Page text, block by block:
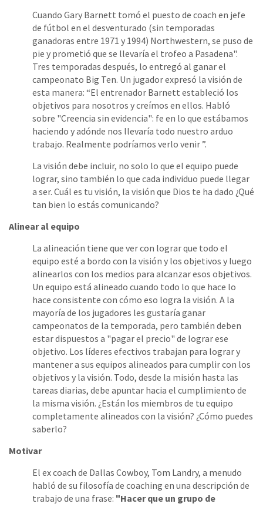
Cuando Gary Barnett tomó el puesto de coach en jefe
de fútbol en el desventurado (sin temporadas
ganadoras entre 1971 y 1994) Northwestern, se puso de
pie y prometió que se llevaría el trofeo a Pasadena".
Tres temporadas después, lo entregó al ganar el
campeonato Big Ten. Un jugador expresó la visión de
esta manera: “El entrenador Barnett estableció los
objetivos para nosotros y creímos en ellos. Habló
sobre "Creencia sin evidencia": fe en lo que estábamos
haciendo y adónde nos llevaría todo nuestro arduo
trabajo. Realmente podríamos verlo venir ”.
La visión debe incluir, no solo lo que el equipo puede
lograr, sino también lo que cada individuo puede llegar
a ser. Cuál es tu visión, la visión que Dios te ha dado ¿Qué
tan bien lo estás comunicando?
Alinear al equipo
La alineación tiene que ver con lograr que todo el
equipo esté a bordo con la visión y los objetivos y luego
alinearlos con los medios para alcanzar esos objetivos.
Un equipo está alineado cuando todo lo que hace lo
hace consistente con cómo eso logra la visión. A la
mayoría de los jugadores les gustaría ganar
campeonatos de la temporada, pero también deben
estar dispuestos a "pagar el precio" de lograr ese
objetivo. Los líderes efectivos trabajan para lograr y
mantener a sus equipos alineados para cumplir con los
objetivos y la visión. Todo, desde la misión hasta las
tareas diarias, debe apuntar hacia el cumplimiento de
la misma visión. ¿Están los miembros de tu equipo
completamente alineados con la visión? ¿Cómo puedes
saberlo?
Motivar
El ex coach de Dallas Cowboy, Tom Landry, a menudo
habló de su filosofía de coaching en una descripción de
trabajo de una frase: "Hacer que un grupo de